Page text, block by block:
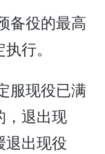
备役的最高
行。
服现役已满
，退出现
退出现役